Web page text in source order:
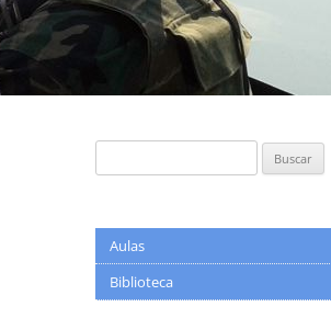
Aulas
Biblioteca